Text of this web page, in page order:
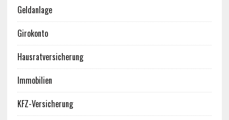
Geldanlage
Girokonto
Hausratversicherung
Immobilien
KFZ-Versicherung